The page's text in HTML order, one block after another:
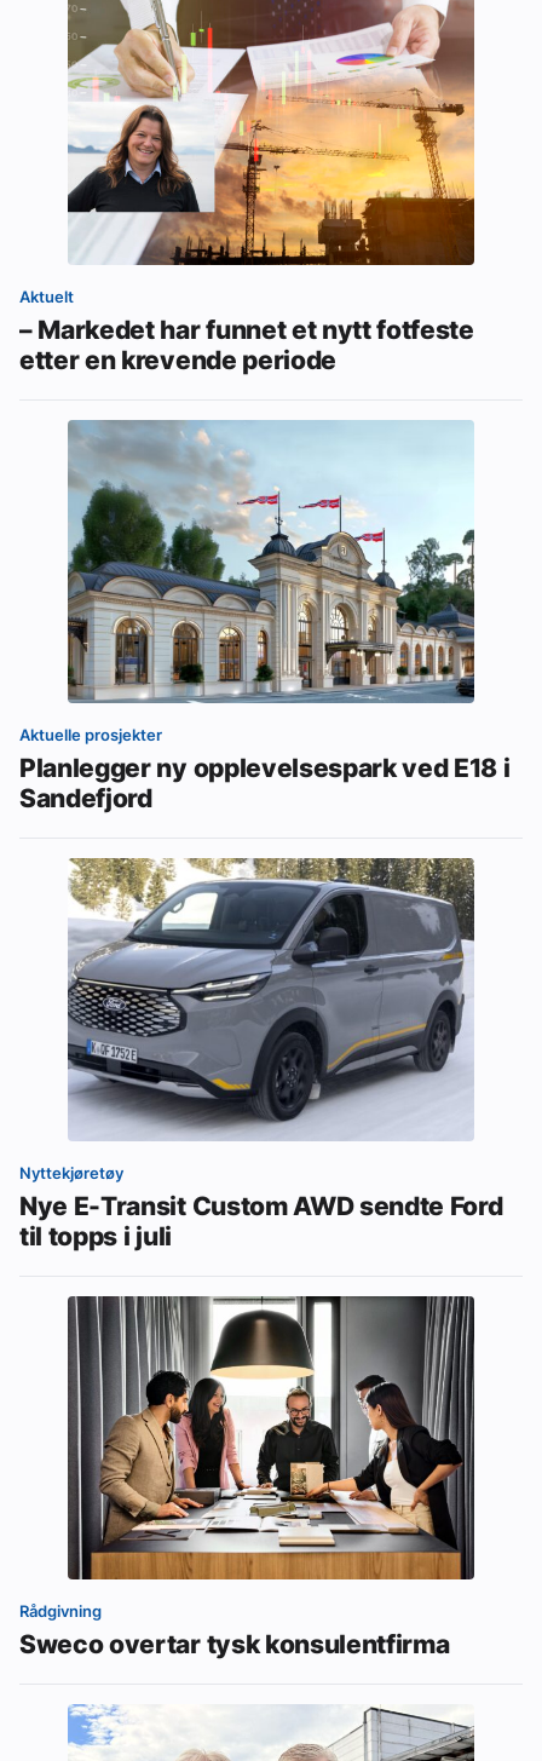
Aktuelt
– Markedet har funnet et nytt fotfeste
etter en krevende periode
Aktuelle prosjekter
Planlegger ny opplevelsespark ved E18 i
Sandefjord
Nyttekjøretøy
Nye E-Transit Custom AWD sendte Ford
til topps i juli
Rådgivning
Sweco overtar tysk konsulentfirma